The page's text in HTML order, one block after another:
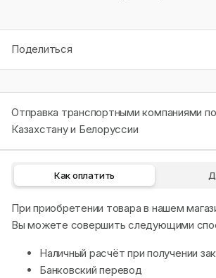
Поделиться
Отправка транспортными компаниями
Казахстану и Белоруссии
Как оплатить
При приобретении товара в нашем
Вы можете совершить следующими
Наличный расчёт при получении
Банковский перевод